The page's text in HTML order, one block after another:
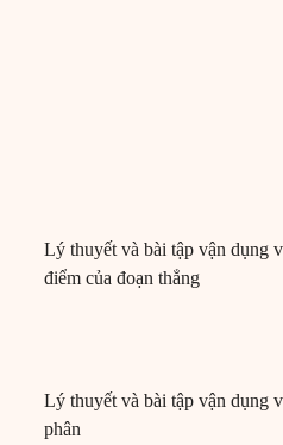
Lý thuyết và bài tập vận dụng
điểm của đoạn thẳng
Lý thuyết và bài tập vận dụng
phân